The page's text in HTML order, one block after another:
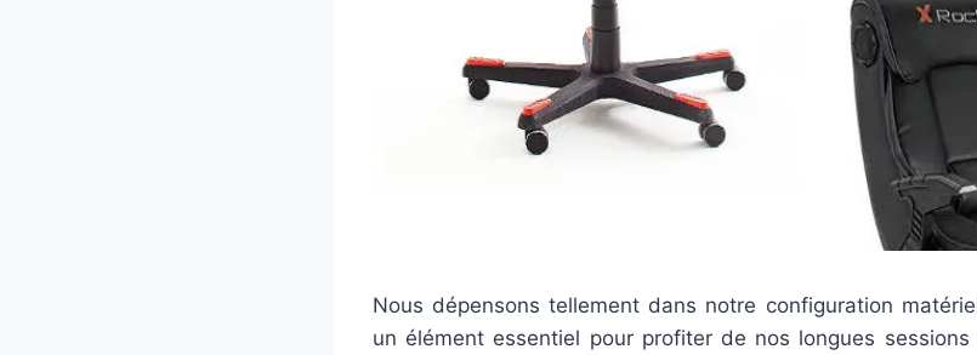
Nous dépensons tellement dans notre configuration
un élément essentiel pour profiter de nos longues